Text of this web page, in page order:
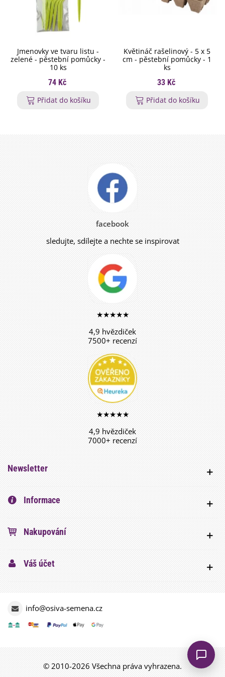
Jmenovky ve tvaru listu -
zelené - pěstební pomůcky -
10 ks
74 Kč
Přidat do košíku
Květináč rašelinový - 5 x 5
cm - pěstební pomůcky - 1
ks
33 Kč
Přidat do košíku
facebook
sledujte, sdílejte a nechte se inspirovat
★★★★★
4,9 hvězdiček
7500+ recenzí
★★★★★
4,9 hvězdiček
7000+ recenzí
Newsletter
Informace
Nakupování
Váš účet
info@osiva-semena.cz
© 2010-2026 Všechna práva vyhrazena.